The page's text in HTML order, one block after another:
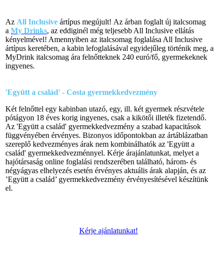
Az All Inclusive ártípus megújult! Az árban foglalt új italcsomag
a My Drinks, az eddiginél még teljesebb All Inclusive ellátás
kényelmével! Amennyiben az italcsomag foglalása All Inclusive
ártípus keretében, a kabin lefoglalásával egyidejűleg történik meg, a
MyDrink italcsomag ára felnőtteknek 240 euró/fő, gyermekeknek
ingyenes.
'Együtt a család' - Costa gyermekkedvezmény
Két felnőttel egy kabinban utazó, egy, ill. két gyermek részvétele
pótágyon 18 éves korig ingyenes, csak a kikötői illeték fizetendő.
Az 'Együtt a család' gyermekkedvezmény a szabad kapacitások
függvényében érvényes. Bizonyos időpontokban az ártáblázatban
szereplő kedvezményes árak nem kombinálhatók az 'Együtt a
család' gyermekkedvezménnyel. Kérje árajánlatunkat, melyet a
hajótársaság online foglalási rendszerében található, három- és
négyágyas elhelyezés esetén érvényes aktuális árak alapján, és az
’Együtt a család’ gyermekkedvezmény érvényesítésével készítünk
el.
Kérje ajánlatunkat!